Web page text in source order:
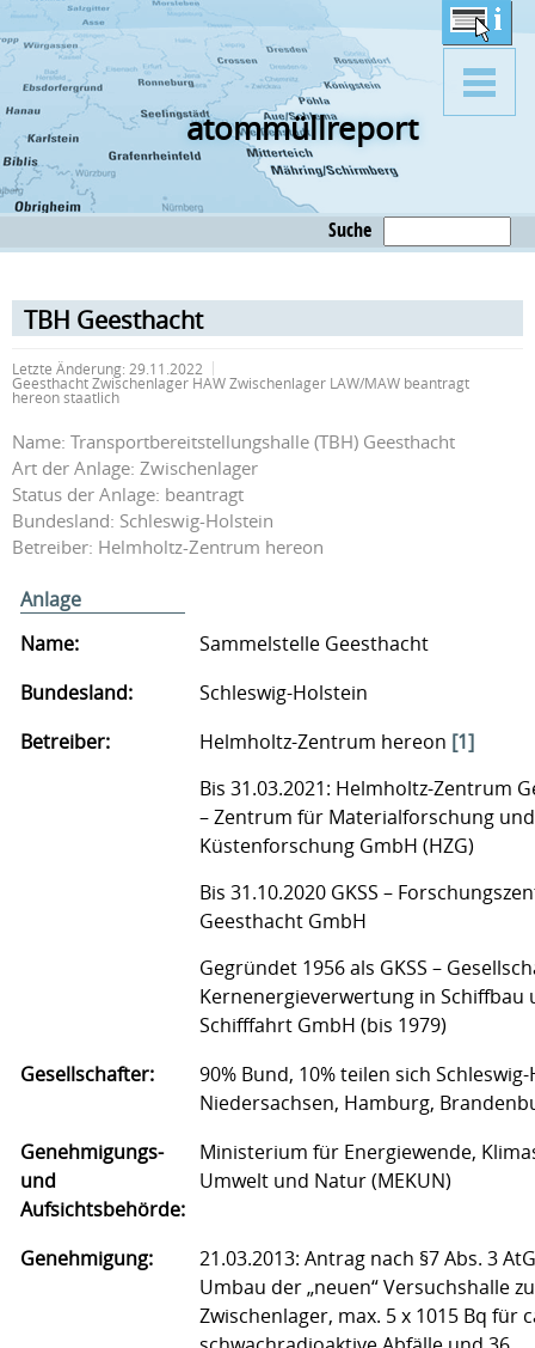
atommüllreport
Suche
TBH Geesthacht
Letzte Änderung: 29.11.2022
Geesthacht Zwischenlager HAW Zwischenlager LAW/MAW beantragt
hereon staatlich
Name: Transportbereitstellungshalle (TBH) Geesthacht
Art der Anlage: Zwischenlager
Status der Anlage: beantragt
Bundesland: Schleswig-Holstein
Betreiber: Helmholtz-Zentrum hereon
Anlage
Name:
Sammelstelle Geesthacht
Bundesland:
Schleswig-Holstein
Betreiber:
Helmholtz-Zentrum hereon [1]
Bis 31.03.2021: Helmholtz-Zentrum
– Zentrum für Materialforschung und
Küstenforschung GmbH (HZG)
Bis 31.10.2020 GKSS –
Geesthacht GmbH
Gegründet 1956 als GKSS –
Kernenergieverwertung in Schiffbau
Schifffahrt GmbH (bis 1979)
Gesellschafter:
90% Bund, 10% teilen sich
Niedersachsen, Hamburg,
Genehmigungs-
und
Aufsichtsbehörde:
Ministerium für Energiewende,
Umwelt und Natur (MEKUN)
Genehmigung:
21.03.2013: Antrag nach §7 Abs. 3
Umbau der „neuen“ Versuchshalle
Zwischenlager, max. 5 x 1015 Bq für